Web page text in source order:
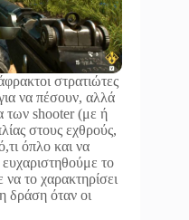
στρατιώτες
να πέσουν, αλλά
των shooter (με ή
στους εχθρούς,
όπλο και να
το
το χαρακτηρίσει
δράση όταν οι